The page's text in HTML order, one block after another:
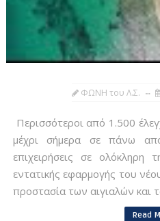
ΦΩΝΗ του Λ.Σ.
Περισσότεροι από 1.500
μέχρι σήμερα σε πάνω
επιχειρήσεις σε
εντατικής εφαρμογής του
προστασία των αιγιαλών και
Read